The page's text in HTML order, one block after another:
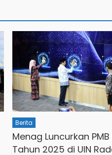
Berita
Menag Luncurkan PMB
Tahun 2025 di UIN